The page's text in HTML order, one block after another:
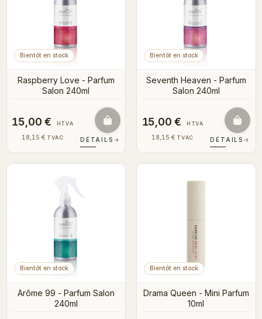
Bientôt en stock
Raspberry Love - Parfum
Salon 240ml
15,00 € HTVA
18,15 € TVAC DÉTAILS →
Bientôt en stock
Seventh Heaven - Parfum
Salon 240ml
15,00 € HTVA
18,15 € TVAC DÉTAILS →
Bientôt en stock
Arôme 99 - Parfum Salon
240ml
Bientôt en stock
Drama Queen - Mini Parfum
10ml